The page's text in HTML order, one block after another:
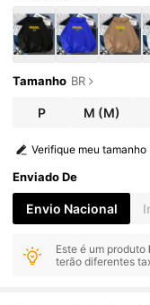
Tamanho BR
P M (M)
Verifique meu tamanho
Enviado De
Envio Nacional
Este é um produto
terão diferentes